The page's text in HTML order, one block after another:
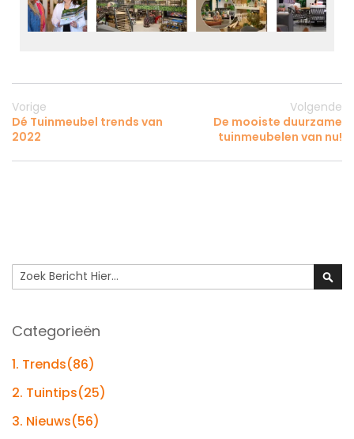
Vorige
Dé Tuinmeubel trends van
2022
Volgende
De mooiste duurzame
tuinmeubelen van nu!
Search
Categorieën
1. Trends(86)
2. Tuintips(25)
3. Nieuws(56)